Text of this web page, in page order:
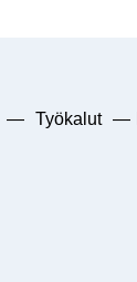
— Työkalut —